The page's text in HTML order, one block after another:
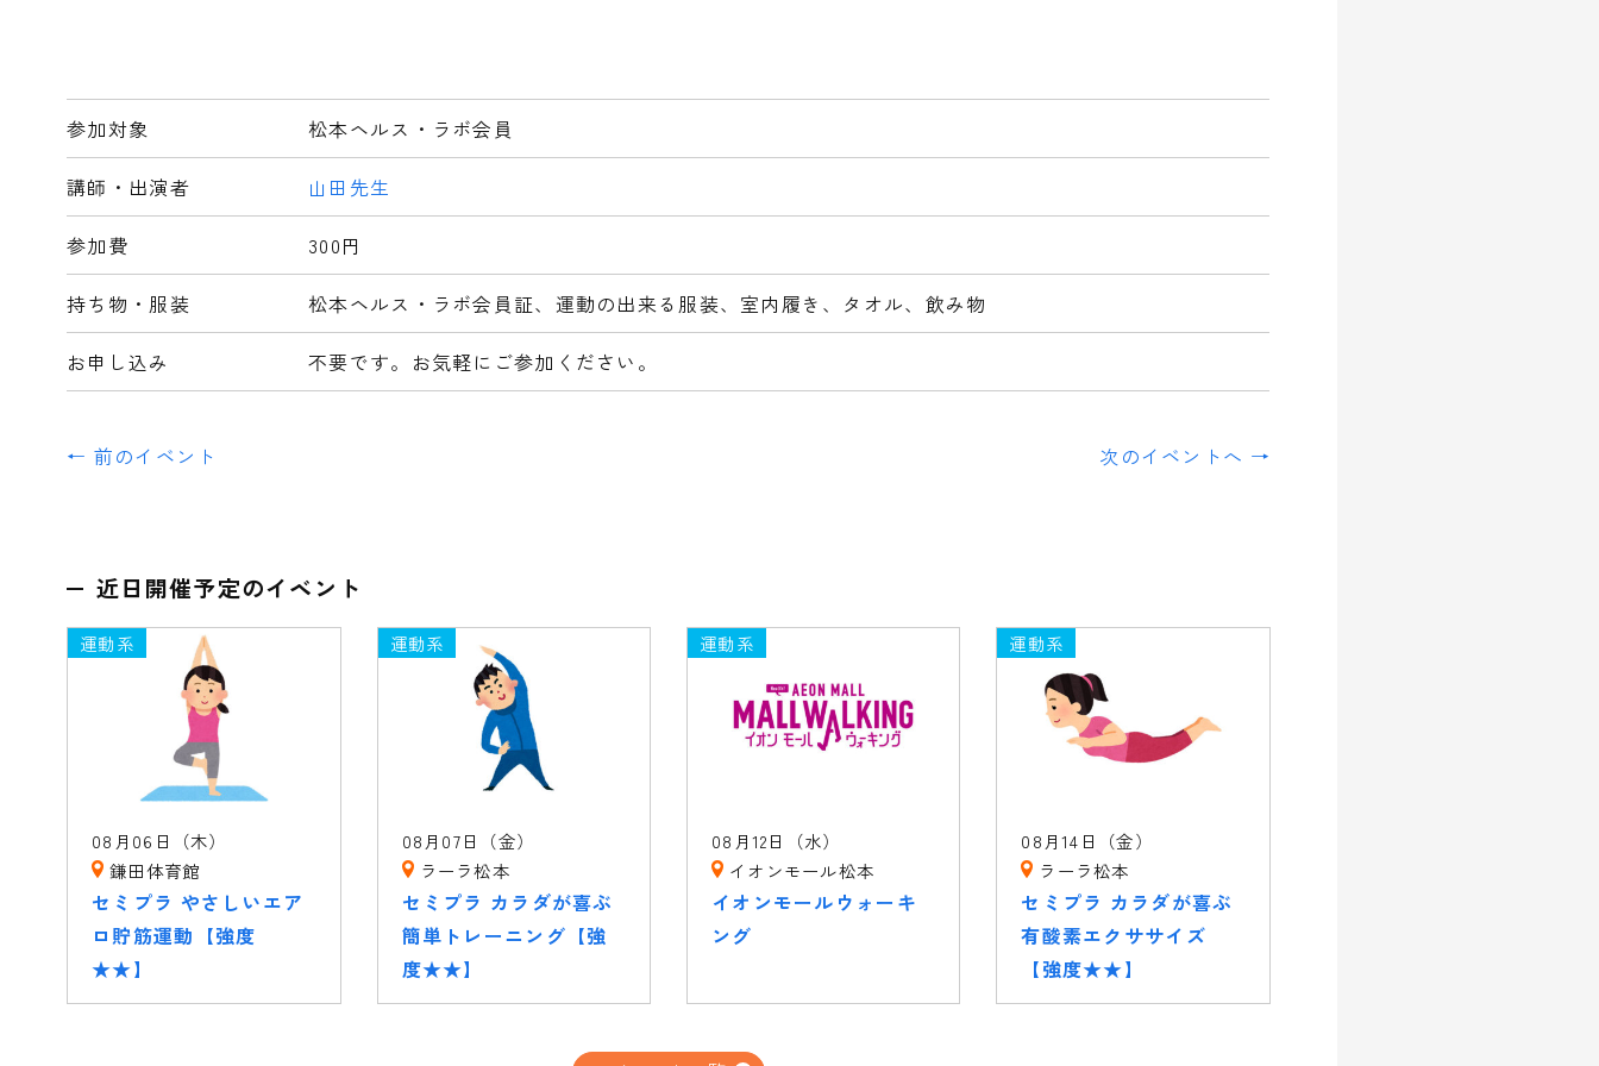
参加対象 松本ヘルス・ラボ会員
講師・出演者 山田先生
参加費 300円
持ち物・服装 松本ヘルス・ラボ会員証、運動の出来る服装、室内履き、タオル、飲み物
お申し込み 不要です。お気軽にご参加ください。
← 前のイベント 次のイベントへ →
近日開催予定のイベント
運動系
08月06日（木）
鎌田体育館
セミプラ やさしいエア
ロ貯筋運動【強度
★★】
運動系
08月07日（金）
ラーラ松本
セミプラ カラダが喜ぶ
簡単トレーニング【強
度★★】
運動系
08月12日（水）
イオンモール松本
イオンモールウォーキ
ング
運動系
08月14日（金）
ラーラ松本
セミプラ カラダが喜ぶ
有酸素エクササイズ
【強度★★】